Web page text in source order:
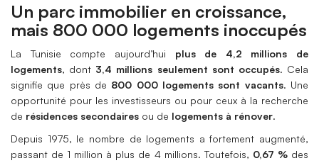
Un parc immobilier en croissance,
mais 800 000 logements inoccupés
La Tunisie compte aujourd’hui plus de 4,2 millions de
logements, dont 3,4 millions seulement sont occupés. Cela
signifie que près de 800 000 logements sont vacants. Une
opportunité pour les investisseurs ou pour ceux à la recherche
de résidences secondaires ou de logements à rénover.
Depuis 1975, le nombre de logements a fortement augmenté,
passant de 1 million à plus de 4 millions. Toutefois, 0,67 %des